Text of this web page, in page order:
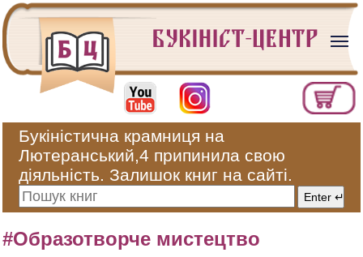
Букіністична крамниця на
Лютеранський,4 припинила свою
діяльність. Залишок книг на сайті.
#Образотворче мистецтво